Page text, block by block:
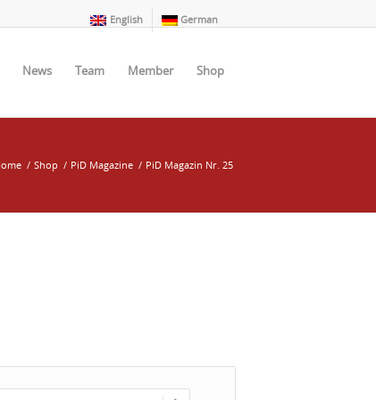
English German
News Team Member Shop
/ Shop / PiD Magazine / PiD Magazin Nr. 25